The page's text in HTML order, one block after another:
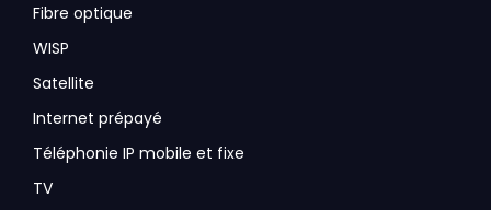
Fibre optique
WISP
Satellite
Internet prépayé
Téléphonie IP mobile et fixe
TV